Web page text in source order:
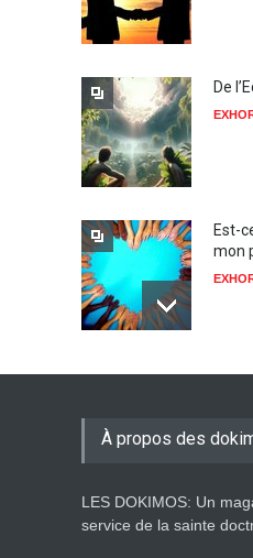
De
Est-
mon
De
À propos des
LES DOKIMOS: Un
service de la sainte